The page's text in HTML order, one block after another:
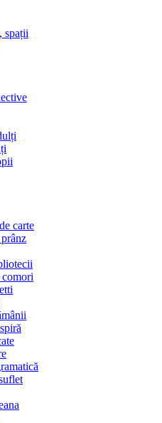
spații
carte
comori